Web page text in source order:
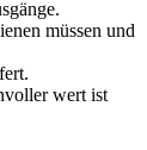
müssen und
wert ist